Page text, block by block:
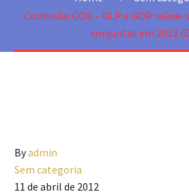
Comissão GOB – GLP e GOP
conjuntas em 2012
Byadmin
Sem categoria
11 de abril de 2012